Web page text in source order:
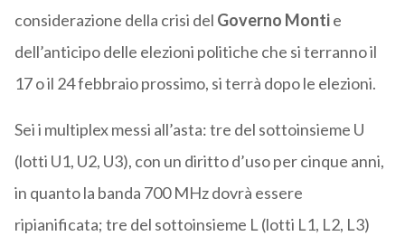
considerazione della crisi del Governo Montie
dell’anticipo delle elezioni politiche che si terranno il
17 o il 24 febbraio prossimo, si terrà dopo le elezioni.
Sei i multiplex messi all’asta: tre del sottoinsieme U
(lotti U1, U2, U3), con un diritto d’uso per cinque anni,
in quanto la banda 700 MHz dovrà essere
ripianificata; tre del sottoinsieme L (lotti L1, L2, L3)